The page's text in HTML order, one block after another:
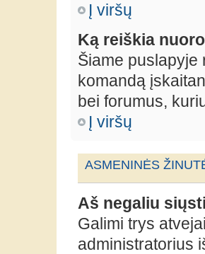
Į viršų
Ką reiškia
Šiame
komandą
bei forumus,
Į viršų
ASMENINĖS
Aš negaliu
Galimi trys
administratorius